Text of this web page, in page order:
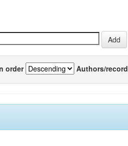
order Authors/record